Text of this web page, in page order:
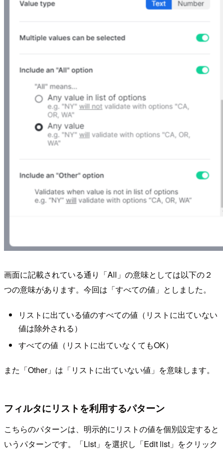
画面に記載されている通り「All」の意味としては以下の２
つの意味があります。今回は「すべての値」としました。
リストに出ている値のすべての値（リストに出ていない
値は除外される）
すべての値（リストに出ていなくてもOK）
また「Other」は「リストに出ていない値」を意味します。
フィルタにリストを利用するパターン
こちらのパターンは、明示的にリストの値を個別設定すると
いうパターンです。「List」を選択し「Edit list」をクリック